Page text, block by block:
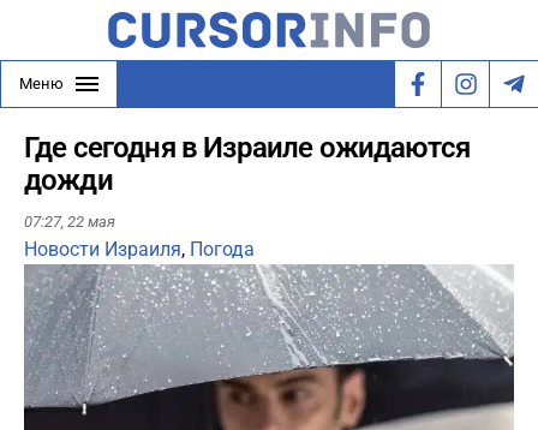
Меню
Где сегодня в Израиле ожидаются
дожди
07:27, 22 мая
Новости Израиля, Погода